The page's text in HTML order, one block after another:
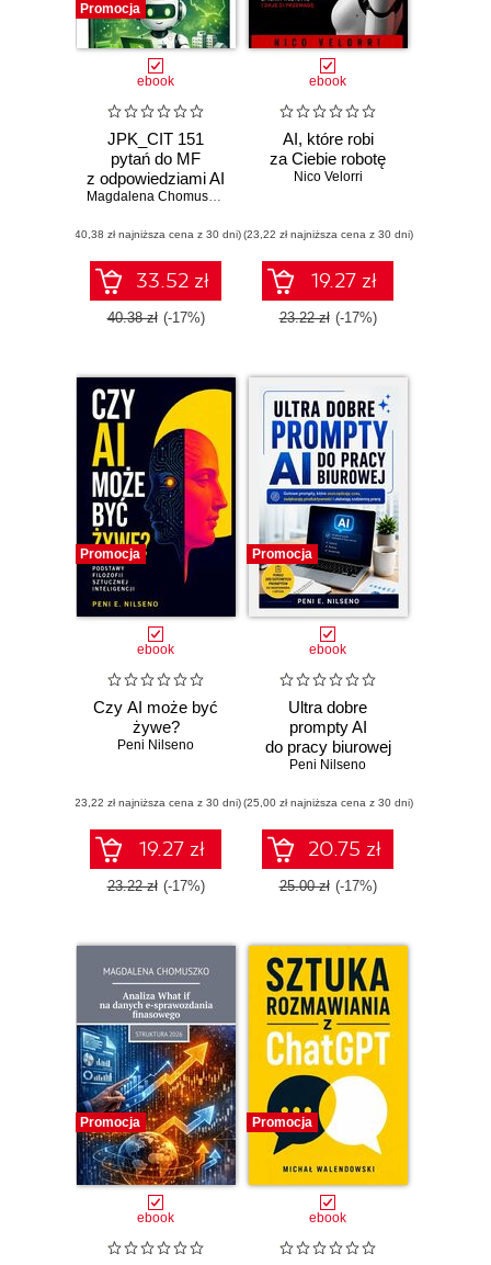
Promocja
ebook
JPK_CIT 151
pytań do MF
z odpowiedziami AI
zgodnie z oficjalną
Magdalena Chomuszko
(40,38 zł najniższa cena z 30 dni)
33.52 zł
40.38 zł (-17%)
ebook
AI, które robi
za Ciebie robotę
Nico Velorri
(23,22 zł najniższa cena z 30 dni)
19.27 zł
23.22 zł (-17%)
Promocja
ebook
Czy AI może być
żywe?
Peni Nilseno
(23,22 zł najniższa cena z 30 dni)
19.27 zł
23.22 zł (-17%)
Promocja
ebook
Ultra dobre
prompty AI
do pracy biurowej
Peni Nilseno
(25,00 zł najniższa cena z 30 dni)
20.75 zł
25.00 zł (-17%)
Promocja
ebook
Promocja
ebook